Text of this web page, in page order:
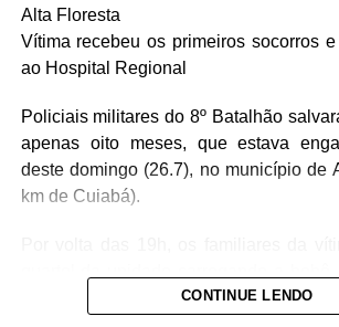
Alta Floresta
Vítima recebeu os primeiros socorros
ao Hospital Regional
Policiais militares do 8º Batalhão
apenas oito meses, que estava
deste domingo (26.7), no município de
km de Cuiabá).
um quadro de obstrução das vias
CONTINUE LENDO